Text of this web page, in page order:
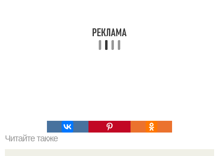
Читайте также